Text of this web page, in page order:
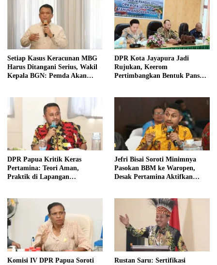
Setiap Kasus Keracunan MBG
Harus Ditangani Serius, Wakil
Kepala BGN: Pemda Akan
DPR Kota Jayapura Jadi
Rujukan, Keerom
Pertimbangkan Bentuk Pansus
DPR Papua Kritik Keras
Pertamina: Teori Aman,
Praktik di Lapangan
Jefri Bisai Soroti Minimnya
Pasokan BBM ke Waropen,
Desak Pertamina Aktifkan
Komisi IV DPR Papua Soroti
Rustan Saru: Sertifikasi